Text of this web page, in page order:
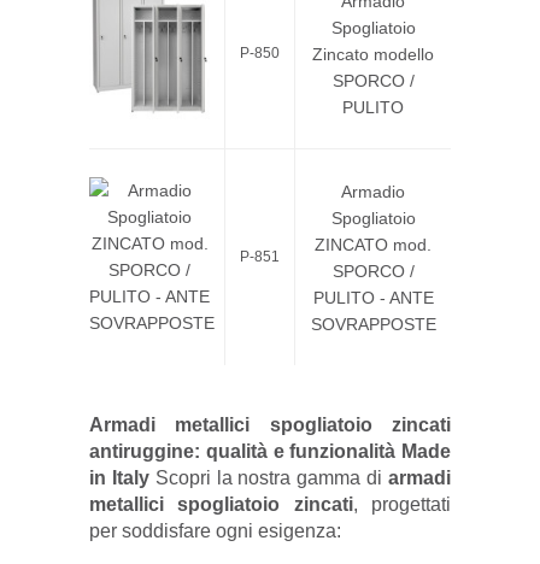
P-850
Spogliatoio
Zincato modello
SPORCO /
PULITO
P-851
Armadio
Spogliatoio
ZINCATO mod.
SPORCO /
PULITO - ANTE
SOVRAPPOSTE
Armadi metallici spogliatoio zincati
antiruggine: qualità e funzionalità Made
in ItalyScopri la nostra gamma diarmadi
metallici spogliatoio zincati, progettati
per soddisfare ogni esigenza: